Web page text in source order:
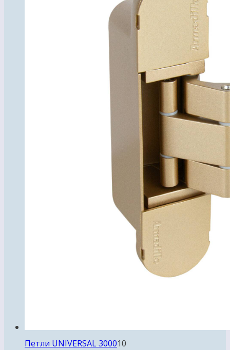
Петли UNIVERSAL 300010